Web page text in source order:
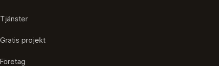
Tjänster
Gratis projekt
Företag